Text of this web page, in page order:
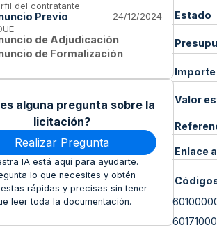
del contratante
Previo
24/12/2024
de Adjudicación
de Formalización
alguna pregunta sobre la
licitación?
Realizar Pregunta
IA está aquí para ayudarte.
lo que necesites y obtén
rápidas y precisas sin tener
leer toda la documentación.
Estado
Valor
Enlace
60171000